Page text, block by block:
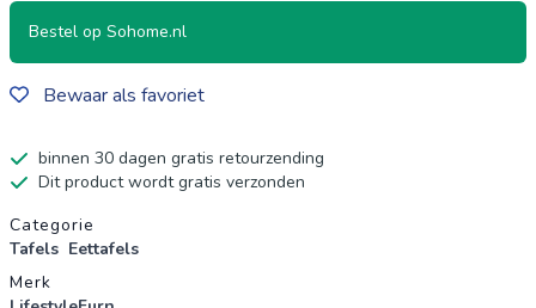
Bestel op Sohome.nl
Bewaar als favoriet
binnen 30 dagen gratis retourzending
Dit product wordt gratis verzonden
Productgegevens
Categorie
Tafels Eettafels
Merk